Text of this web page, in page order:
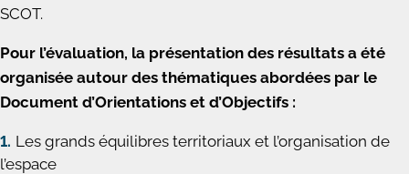
SCOT.
Pour l’évaluation, la présentation des résultats a été
organisée autour des thématiques abordées par le
Document d’Orientations et d’Objectifs :
Les grands équilibres territoriaux et l’organisation de
l’espace